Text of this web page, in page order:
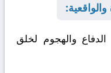
والهجوم لخلق